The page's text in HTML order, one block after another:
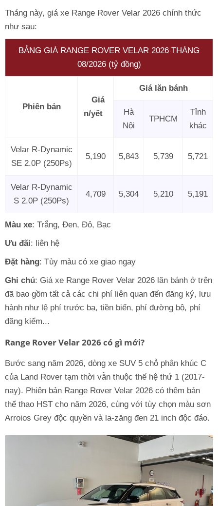
Tháng này, giá xe Range Rover Velar 2026 chính thức
như sau:
BẢNG GIÁ RANGE ROVER VELAR 2026 THÁNG
08/2026 (tỷ đồng)
Phiên bản
Giá
n/yết
Giá lăn bánh
Hà
Nội
TPHCM
Tỉnh
khác
Velar R-Dynamic
SE 2.0P (250Ps)
5,190 5,843 5,739 5,721
Velar R-Dynamic
S 2.0P (250Ps)
4,709 5,304 5,210 5,191
Màu xe: Trắng, Đen, Đỏ, Bạc
Ưu đãi: liên hệ
Đặt hàng: Tùy màu có xe giao ngay
Ghi chú: Giá xe Range Rover Velar 2026 lăn bánh ở trên
đã bao gồm tất cả các chi phí liên quan đến đăng ký, lưu
hành như lệ phí trước bạ, tiền biển, phí đường bộ, phí
đăng kiểm...
Range Rover Velar 2026 có gì mới?
Bước sang năm 2026, dòng xe SUV 5 chỗ phân khúc C
của Land Rover tạm thời vẫn thuộc thế hệ thứ 1 (2017-
nay). Phiên bản Range Rover Velar 2026 có thêm bản
thể thao HST cho năm 2026, cùng với tùy chọn màu sơn
Arroios Grey độc quyền và la-zăng đen 21 inch độc đáo.